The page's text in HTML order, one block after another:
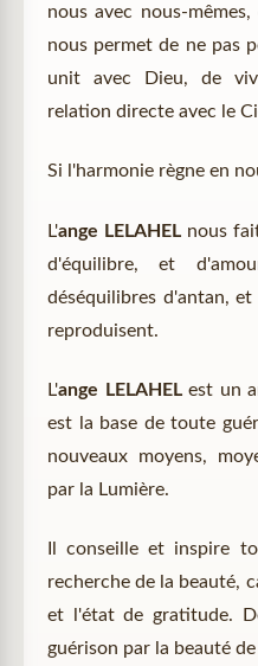
nous avec nous-
nous permet de ne pas
unit avec Dieu, de
relation directe avec le
Si l'harmonie règne en
L'ange LELAHEL nous
d'équilibre, et
déséquilibres d'antan,
reproduisent.
L'ange LELAHELest un
est la base de toute
nouveaux moyens,
par la Lumière.
Il conseille et inspire
recherche de la beauté,
et l'état de gratitude.
guérison par la beauté